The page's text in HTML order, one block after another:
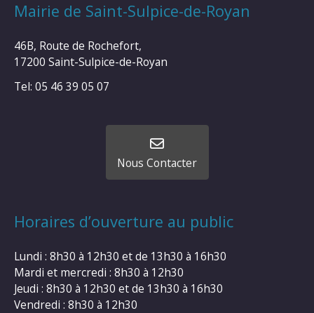
Mairie de Saint-Sulpice-de-Royan
46B, Route de Rochefort,
17200 Saint-Sulpice-de-Royan
Tel: 05 46 39 05 07
Nous Contacter
Horaires d’ouverture au public
Lundi : 8h30 à 12h30 et de 13h30 à 16h30
Mardi et mercredi : 8h30 à 12h30
Jeudi : 8h30 à 12h30 et de 13h30 à 16h30
Vendredi : 8h30 à 12h30